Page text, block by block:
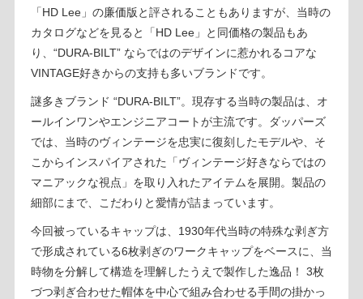
「HD Lee」の廉価版と評されることもありますが、当時の
カタログなどを見ると「HD Lee」と同価格の製品もあ
り、“DURA-BILT” ならではのデザインに惹かれるコアな
VINTAGE好きからの支持も多いブランドです。
謎多きブランド “DURA-BILT”。現存する当時の製品は、オ
ールインワンやエンジニアコートが主流です。ダッパーズ
では、当時のヴィンテージを忠実に復刻したモデルや、そ
こからインスパイアされた「ヴィンテージ好きならではの
マニアックな視点」を取り入れたアイテムを展開。製品の
細部にまで、こだわりと愛情が詰まっています。
今回被っているキャップは、1930年代当時の特殊な剥ぎ方
で形成されている6枚剥ぎのワークキャップをベースに、当
時物を分解して構造を理解したうえで製作した逸品！ 3枚
づつ剥ぎ合わせた帽体を中心で組み合わせる手間の掛かっ